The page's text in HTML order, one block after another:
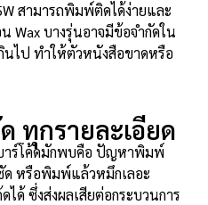
สามารถพิมพ์ติดได้ง่ายและ
Wax บางรุ่นอาจมีข้อจำกัดใน
ไป ทำให้ตัวหนังสือขาดหรือ
ทุกรายละเอียด
ร์โค้ดมักพบคือ ปัญหาพิมพ์
หรือพิมพ์แล้วหมึกเลอะ
ด้ ซึ่งส่งผลเสียต่อกระบวนการ